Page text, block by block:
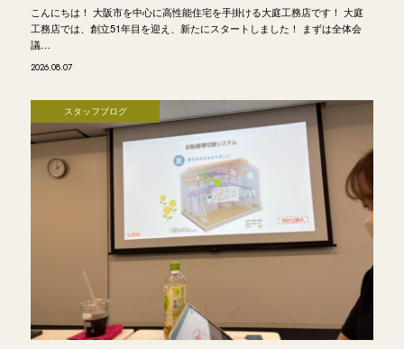
こんにちは！ 大阪市を中心に高性能住宅を手掛ける大庭工務店です！ 大庭
工務店では、創立51年目を迎え、新たにスタートしました！ まずは全体会
議…
2026.08.07
スタッフブログ